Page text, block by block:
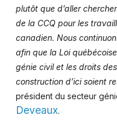
plutôt que d’aller
de la CCQ pour les
canadien. Nous
afin que la Loi
génie civil et les droits
construction d’ici soient
président du secteur
Deveaux.